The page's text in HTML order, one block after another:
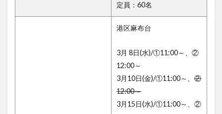
定員：60名
港区麻布台
3月 8日(水)/①11:00～、②
12:00～
3月10日(金)/①11:00～、 ②
12:00～
3月15日(水)/①11:00～、②